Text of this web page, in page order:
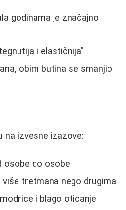
godinama je značajno
i elastičnija"
obim butina se smanjio
na izvesne izazove:
osobe do osobe
tretmana nego drugima
i blago oticanje